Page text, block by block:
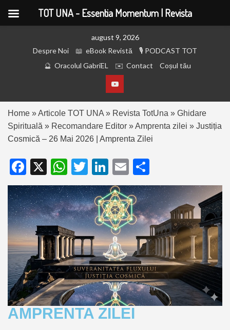
august 9, 2026
Despre Noi
eBook Revistă
PODCAST TOT
Oracolul GabriEL
Contact Coșul tău
Home »Articole TOT UNA » Revista TotUna » Ghidare
Spirituală » Recomandare Editor »Amprenta zilei » Justiția
Cosmică – 26 Mai 2026 | Amprenta Zilei
Facebook
X WhatsApp
Twitter
LinkedIn
Email
AMPRENTA ZILEI
TOT UNA - Essentia Momentum | Revista